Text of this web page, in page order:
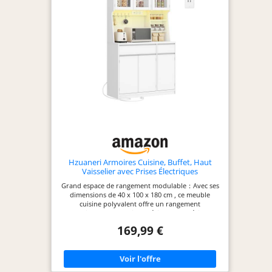
【Rangement maximal – gain de place】Avec son
agencement ingénieux, ce Vaisselier vous permet
d’optimiser chaque centimètre. Il vous fait
économiser jusqu’à 90 % d’espace au sol tout en
gardant vos affaires à portée de main – parfait
hygiène】Le stockage fermé de cette armoire
un véritable atout pour les foyers actifs.
Hzuaneri Armoires Cuisine, Buffet, Haut
Vaisselier avec Prises Électriques
Grand espace de rangement modulable：Avec ses
dimensions de 40 x 100 x 180 cm , ce meuble
cuisine polyvalent offre un rangement
exceptionnel. La partie supérieure, un véritable
vitrées anti-poussière avec des étagères ajustables
compartiment inférieur de ce Meuble de
Rangement offre un espace généreux pour vos
grands ustensiles, tandis que les deux tiroirs à
169,99 €